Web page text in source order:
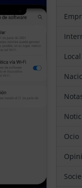
Local
Ocio